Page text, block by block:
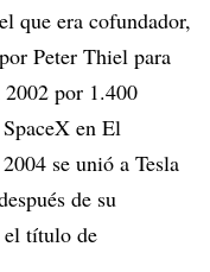
que era cofundador,
Peter Thiel para
por 1.400
en El
se unió a Tesla
de su
el título de